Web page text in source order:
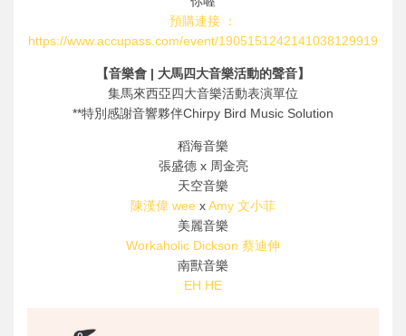
預購連接 ：
https://www.accupass.com/event/1905151242141038129919
【音樂會 | 大馬四大音樂活動的聲音】
集馬來西亞四大音樂活動表演單位
**特別感謝音響夥伴Chirpy Bird Music Solution
稻海音樂
張盛德 x 周金亮
天空音樂
陳漢偉 wee xAmy 文小菲
美麗音樂
Workaholic Dickson 蔡迪伸
南獸音樂
EH HE